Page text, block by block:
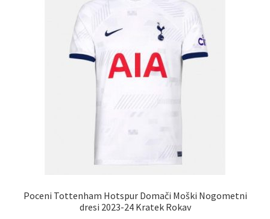
Poceni Tottenham Hotspur Domači Moški Nogometni
dresi 2023-24 Kratek Rokav